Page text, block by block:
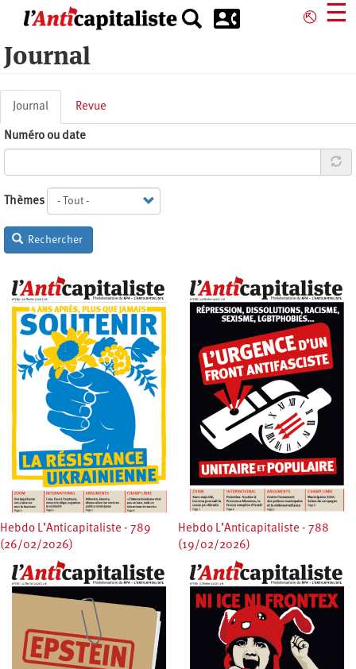
principal
⎋ ☰
Journal
Onglets
principaux
Journal (onglet
actif)
Revue
Numéro ou date
Thèmes
Rechercher
Hebdo L’Anticapitaliste - 789
(26/02/2026)
Hebdo L’Anticapitaliste - 788
(19/02/2026)